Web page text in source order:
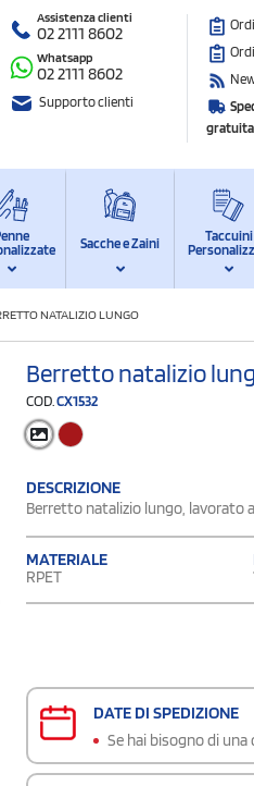
Assistenza clienti
02 2111 8602
Whatsapp
02 2111 8602
Supporto clienti
gratuita
Sacche e Zaini
Taccuini
NATALIZIO LUNGO
Berretto natalizio
COD. CX1532
DESCRIZIONE
Berretto natalizio lungo, lavorato
MATERIALE
RPET
DATE DI SPEDIZIONE
Se hai bisogno di una